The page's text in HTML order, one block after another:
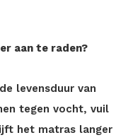
aan te raden?
levensduur van
tegen vocht, vuil
het matras langer